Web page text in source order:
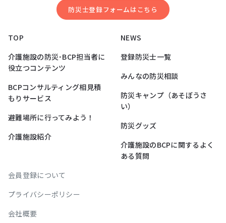
防災⼠登録フォームはこちら
TOP
介護施設の防災･BCP担当者に
役立つコンテンツ
BCPコンサルティング相見積
もりサービス
避難場所に行ってみよう！
介護施設紹介
NEWS
登録防災士一覧
みんなの防災相談
防災キャンプ（あそぼうさ
い）
防災グッズ
介護施設のBCPに関するよく
ある質問
会員登録について
プライバシーポリシー
会社概要